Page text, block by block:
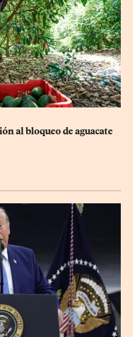
al bloqueo de aguacate